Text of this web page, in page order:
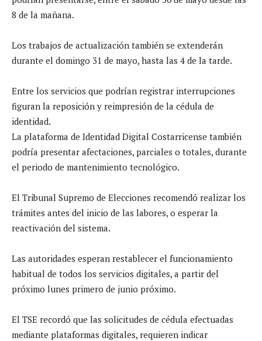
8 de la mañana.
Los trabajos de actualización también se extenderán
durante el domingo 31 de mayo, hasta las 4 de la tarde.
Entre los servicios que podrían registrar interrupciones
figuran la reposición y reimpresión de la cédula de
identidad.
La plataforma de Identidad Digital Costarricense también
podría presentar afectaciones, parciales o totales, durante
el periodo de mantenimiento tecnológico.
El Tribunal Supremo de Elecciones recomendó realizar los
trámites antes del inicio de las labores, o esperar la
reactivación del sistema.
Las autoridades esperan restablecer el funcionamiento
habitual de todos los servicios digitales, a partir del
próximo lunes primero de junio próximo.
El TSE recordó que las solicitudes de cédula efectuadas
mediante plataformas digitales, requieren indicar